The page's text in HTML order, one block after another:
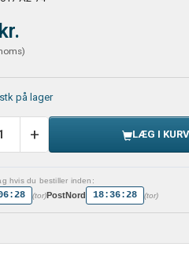
)
på lager
LÆG I KURV
hvis du bestiller inden:
(tor)PostNord 18:36:28 (tor)